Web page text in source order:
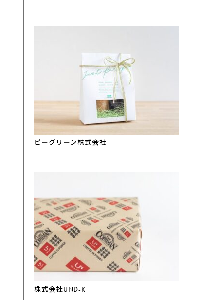
ピーグリーン株式会社
株式会社UND-K